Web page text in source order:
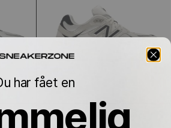
SALT
NEW BALANCE 9060 WHITE
har fået en